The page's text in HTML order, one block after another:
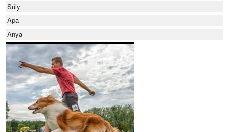
Súly
Apa
Anya